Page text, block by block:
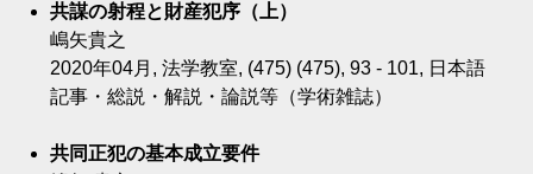
共謀の射程と財産犯序（上）
嶋矢貴之
2020年04月, 法学教室, (475) (475), 93 - 101, 日本語
記事・総説・解説・論説等（学術雑誌）
共同正犯の基本成立要件